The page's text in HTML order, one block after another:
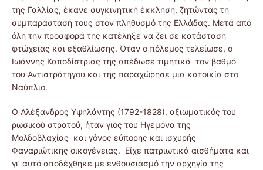
της Γαλλίας, έκανε συγκινητική έκκληση, ζητώντας τη
συμπαράστασή τους στον πληθυσμό της Ελλάδας. Μετά από
όλη την προσφορά της κατέληξε να ζει σε κατάσταση
φτώχειας και εξαθλίωσης. Όταν ο πόλεμος τελείωσε, ο
Ιωάννης Καποδίστριας της απέδωσε τιμητικά τον βαθμό
του Αντιστράτηγου και της παραχώρησε μια κατοικία στο
Ναύπλιο.
Ο Αλέξανδρος Υψηλάντης (1792-1828), αξιωματικός του
ρωσικού στρατού, ήταν γιος του Ηγεμόνα της
Μολδοβλαχίας και γόνος εύπορης και ισχυρής
Φαναριώτικης οικογένειας. Είχε πατριωτικά αισθήματα και
γι’ αυτό αποδέχθηκε με ενθουσιασμό την αρχηγία της